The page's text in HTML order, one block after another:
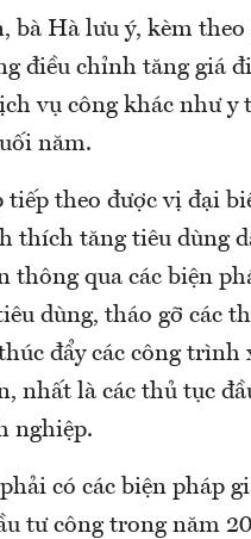
bà Hà lưu ý, kèm
điều chỉnh tăng giá
vụ công khác như y
năm.
tiếp theo được vị đại
thích tăng tiêu dùng
thông qua các biện
dùng, tháo gỡ các
đẩy các công trình
nhất là các thủ tục
nghiệp.
có các biện pháp
tư công trong năm